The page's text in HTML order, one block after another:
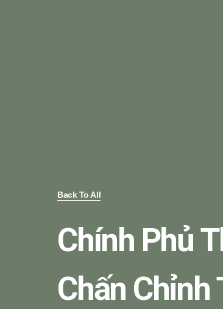
Back To All
Chính Phủ
Chấn Chỉnh